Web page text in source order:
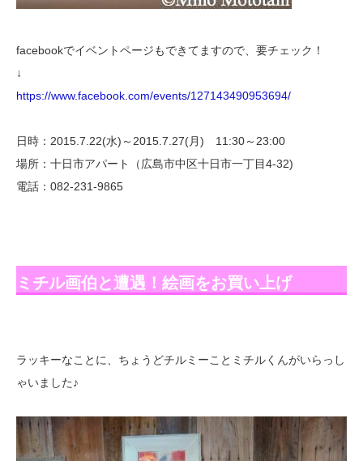
facebookでイベントページもできてますので、要チェック！
↓
https://www.facebook.com/events/127143490953694/
日時：2015.7.22(水)～2015.7.27(月) 11:30～23:00
場所：十日市アパート（広島市中区十日市一丁目4-32)
電話：082-231-9865
ミチル画伯と遭遇！絵画をお買い上げ
ラッキーなことに、ちょうどチルミーことミチルくんがいらっし
ゃいました♪